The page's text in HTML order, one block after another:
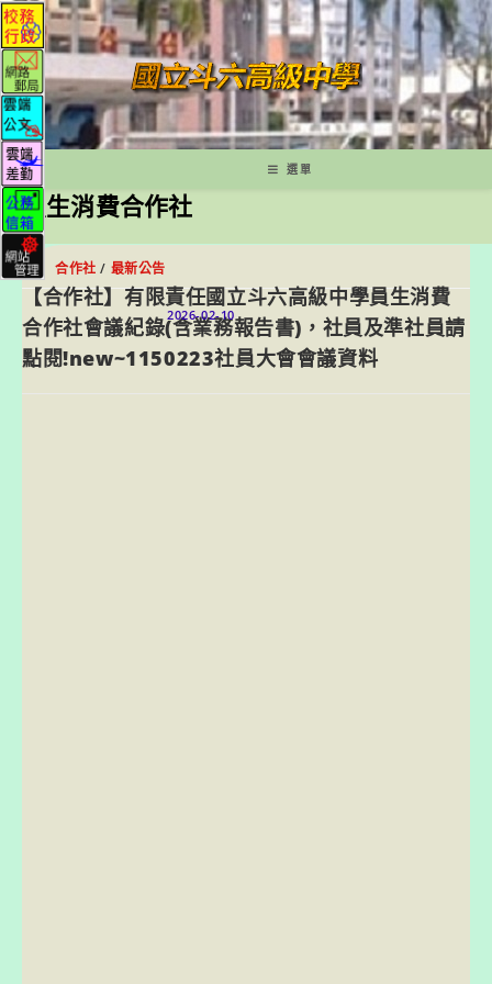
跳
轉
至
主
要
內
容
選單
員生消費合作社
合作社 / 最新公告
【合作社】有限責任國立斗六高級中學員生消費
合作社會議紀錄(含業務報告書)，社員及準社員請
點閱!new~1150223社員大會會議資料
2026-02-10